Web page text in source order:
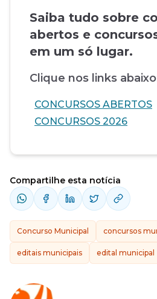
Saiba tudo sobre
abertos e
em um só lugar.
Clique nos links
CONCURSOS ABERTOS
CONCURSOS 2026
Compartilhe esta notícia
Concurso Municipal concursos
editais municipais edital municipal